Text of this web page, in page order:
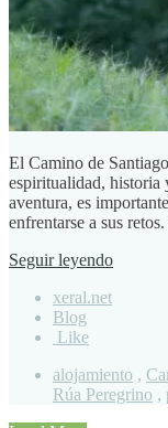
El Camino de
espiritualidad, historia
aventura, es
enfrentarse a sus
Seguir leyendo
xeral.net
Blog
Like
alojamiento ,
Rúa Peregrino ,